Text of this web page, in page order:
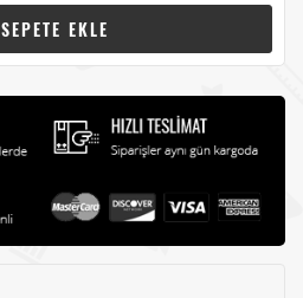
SEPETE EKLE